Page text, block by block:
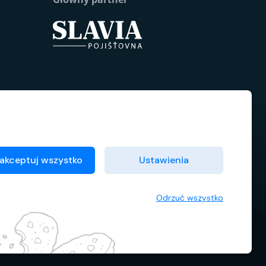
Warunki umowne
wszystko Ustawienia
Odrzuć wszystko